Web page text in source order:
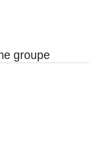
groupe